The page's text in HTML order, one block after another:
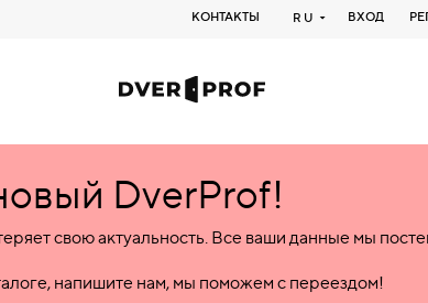
КОНТАКТЫ RU ВХОД
DverProf!
свою актуальность. Все ваши данные мы
напишите нам, мы поможем с переездом!